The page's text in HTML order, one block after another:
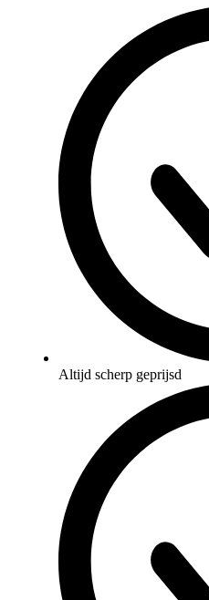
Altijd scherp geprijsd